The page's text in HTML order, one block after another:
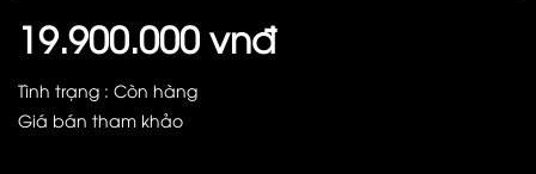
19.900.000 vnđ
Tình trạng : Còn hàng
Giá bán tham khảo